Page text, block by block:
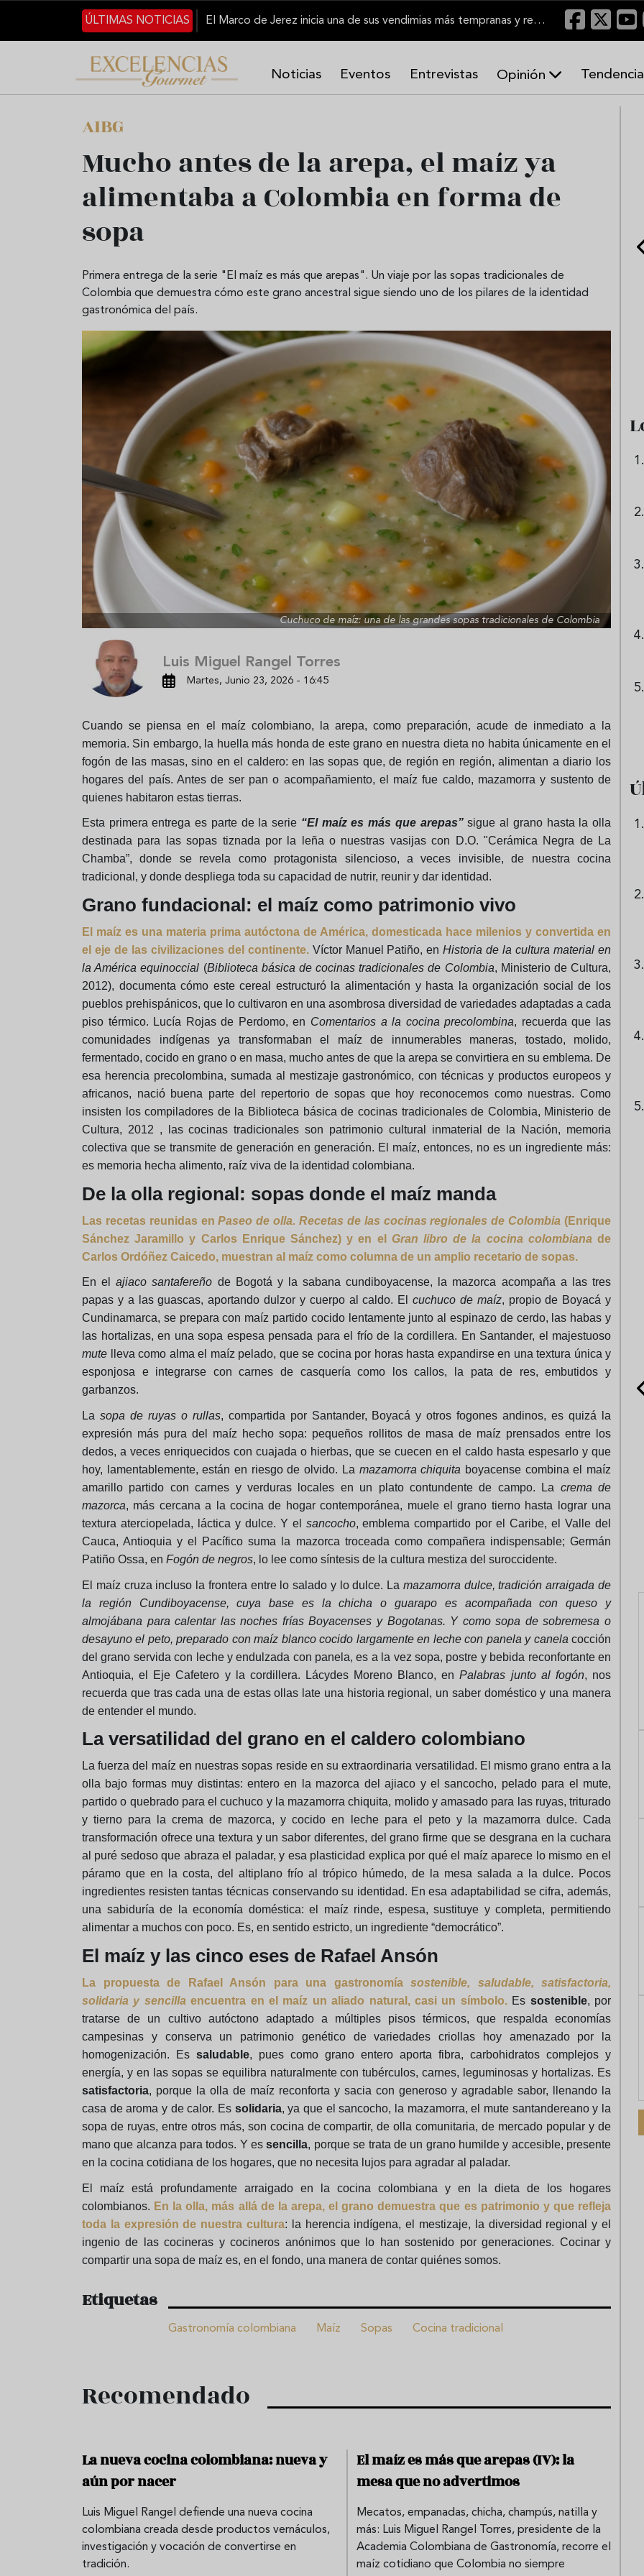
Pasar al contenido principal
ÚLTIMAS NOTICIAS
El Marco de Jerez inicia una de sus vendimias más tempranas y recupera producción
Noticias Eventos Entrevistas Opinión
n
í
s
AIBG
Mucho antes de la arepa, el maíz ya
alimentaba a Colombia en forma de
sopa
Primera entrega de la serie "El maíz es más que arepas". Un viaje por las sopas tradicionales de
Colombia que demuestra cómo este grano ancestral sigue siendo uno de los pilares de la identidad
gastronómica del país.
Cuchuco de maíz: una de las grandes sopas tradicionales de Colombia
Luis Miguel Rangel Torres
Martes, Junio 23, 2026 - 16:45
Cuando se piensa en el maíz colombiano, la arepa, como preparación, acude de inmediato a la
memoria. Sin embargo, la huella más honda de este grano en nuestra dieta no habita únicamente en el
fogón de las masas, sino en el caldero: en las sopas que, de región en región, alimentan a diario los
hogares del país. Antes de ser pan o acompañamiento, el maíz fue caldo, mazamorra y sustento de
quienes habitaron estas tierras.
Esta primera entrega es parte de la serie “El maíz es más que arepas” sigue al grano hasta la olla
destinada para las sopas tiznada por la leña o nuestras vasijas con D.O. "Cerámica Negra de La
Chamba”, donde se revela como protagonista silencioso, a veces invisible, de nuestra cocina
tradicional, y donde despliega toda su capacidad de nutrir, reunir y dar identidad.
Grano fundacional: el maíz como patrimonio vivo
El maíz es una materia prima autóctona de América, domesticada hace milenios y convertida en
el eje de las civilizaciones del continente.Víctor Manuel Patiño, enHistoria de la cultura material en
la América equinoccial (Biblioteca básica de cocinas tradicionales de Colombia, Ministerio de Cultura,
2012), documenta cómo este cereal estructuró la alimentación y hasta la organización social de los
pueblos prehispánicos, que lo cultivaron en una asombrosa diversidad de variedades adaptadas a cada
piso térmico. Lucía Rojas de Perdomo, en Comentarios a la cocina precolombina, recuerda que las
comunidades indígenas ya transformaban el maíz de innumerables maneras, tostado, molido,
fermentado, cocido en grano o en masa, mucho antes de que la arepa se convirtiera en su emblema. De
esa herencia precolombina, sumada al mestizaje gastronómico, con técnicas y productos europeos y
africanos, nació buena parte del repertorio de sopas que hoy reconocemos como nuestras. Como
insisten los compiladores de la Biblioteca básica de cocinas tradicionales de Colombia, Ministerio de
Cultura, 2012 , las cocinas tradicionales son patrimonio cultural inmaterial de la Nación, memoria
colectiva que se transmite de generación en generación. El maíz, entonces, no es un ingrediente más:
es memoria hecha alimento, raíz viva de la identidad colombiana.
De la olla regional: sopas donde el maíz manda
Las recetas reunidas enPaseo de olla. Recetas de las cocinas regionales de Colombia (Enrique
Sánchez Jaramillo y Carlos Enrique Sánchez) y en el Gran libro de la cocina colombiana de
Carlos Ordóñez Caicedo, muestran al maíz como columna de un amplio recetario de sopas.
En elajiaco santafereño de Bogotá y la sabana cundiboyacense, la mazorca acompaña a las tres
papas y a las guascas, aportando dulzor y cuerpo al caldo. El cuchuco de maíz, propio de Boyacá y
Cundinamarca, se prepara con maíz partido cocido lentamente junto al espinazo de cerdo, las habas y
las hortalizas, en una sopa espesa pensada para el frío de la cordillera. En Santander, el majestuoso
mute lleva como alma el maíz pelado, que se cocina por horas hasta expandirse en una textura única y
esponjosa e integrarse con carnes de casquería como los callos, la pata de res, embutidos y
garbanzos.
La sopa de ruyas o rullas, compartida por Santander, Boyacá y otros fogones andinos, es quizá la
expresión más pura del maíz hecho sopa: pequeños rollitos de masa de maíz prensados entre los
dedos, a veces enriquecidos con cuajada o hierbas, que se cuecen en el caldo hasta espesarlo y que
hoy, lamentablemente, están en riesgo de olvido. La mazamorra chiquita boyacense combina el maíz
amarillo partido con carnes y verduras locales en un plato contundente de campo. La crema de
mazorca, más cercana a la cocina de hogar contemporánea, muele el grano tierno hasta lograr una
textura aterciopelada, láctica y dulce. Y el sancocho, emblema compartido por el Caribe, el Valle del
Cauca, Antioquia y el Pacífico suma la mazorca troceada como compañera indispensable; Germán
Patiño Ossa, en Fogón de negros, lo lee como síntesis de la cultura mestiza del suroccidente.
El maíz cruza incluso la frontera entre lo salado y lo dulce. La mazamorra dulce, tradición arraigada de
la región Cundiboyacense, cuya base es la chicha o guarapo es acompañada con queso y
almojábana para calentar las noches frías Boyacenses y Bogotanas. Y como sopa de sobremesa o
desayuno el peto, preparado con maíz blanco cocido largamente en leche con panela y canela cocción
del grano servida con leche y endulzada con panela, es a la vez sopa, postre y bebida reconfortante en
Antioquia, el Eje Cafetero y la cordillera. Lácydes Moreno Blanco, enPalabras junto al fogón, nos
recuerda que tras cada una de estas ollas late una historia regional, un saber doméstico y una manera
de entender el mundo.
La versatilidad del grano en el caldero colombiano
La fuerza del maíz en nuestras sopas reside en su extraordinaria versatilidad. El mismo grano entra a la
olla bajo formas muy distintas: entero en la mazorca del ajiaco y el sancocho, pelado para el mute,
partido o quebrado para el cuchuco y la mazamorra chiquita, molido y amasado para las ruyas, triturado
y tierno para la crema de mazorca, y cocido en leche para el peto y la mazamorra dulce. Cada
transformación ofrece una textura y un sabor diferentes, del grano firme que se desgrana en la cuchara
al puré sedoso que abraza el paladar, y esa plasticidad explica por qué el maíz aparece lo mismo en el
páramo que en la costa, del altiplano frío al trópico húmedo, de la mesa salada a la dulce. Pocos
ingredientes resisten tantas técnicas conservando su identidad. En esa adaptabilidad se cifra, además,
una sabiduría de la economía doméstica: el maíz rinde, espesa, sustituye y completa, permitiendo
alimentar a muchos con poco. Es, en sentido estricto, un ingrediente “democrático”.
El maíz y las cinco eses de Rafael Ansón
La propuesta de Rafael Ansón para una gastronomía sostenible, saludable, satisfactoria,
solidaria y sencilla encuentra en el maíz un aliado natural, casi un símbolo. Es sostenible, por
tratarse de un cultivo autóctono adaptado a múltiples pisos térmicos, que respalda economías
campesinas y conserva un patrimonio genético de variedades criollas hoy amenazado por la
homogenización. Es saludable, pues como grano entero aporta fibra, carbohidratos complejos y
energía, y en las sopas se equilibra naturalmente con tubérculos, carnes, leguminosas y hortalizas. Es
satisfactoria, porque la olla de maíz reconforta y sacia con generoso y agradable sabor, llenando la
casa de aroma y de calor. Es solidaria, ya que el sancocho, la mazamorra, el mute santandereano y la
sopa de ruyas, entre otros más, son cocina de compartir, de olla comunitaria, de mercado popular y de
mano que alcanza para todos. Y essencilla, porque se trata de un grano humilde y accesible, presente
en la cocina cotidiana de los hogares, que no necesita lujos para agradar al paladar.
El maíz está profundamente arraigado en la cocina colombiana y en la dieta de los hogares
colombianos. En la olla, más allá de la arepa, el grano demuestra que es patrimonio y que refleja
toda la expresión de nuestra cultura: la herencia indígena, el mestizaje, la diversidad regional y el
ingenio de las cocineras y cocineros anónimos que lo han sostenido por generaciones. Cocinar y
compartir una sopa de maíz es, en el fondo, una manera de contar quiénes somos.
Etiquetas
Gastronomía colombiana Maíz Sopas Cocina tradicional
Recomendado
La nueva cocina colombiana: nueva y
aún por nacer
Luis Miguel Rangel defiende una nueva cocina
colombiana creada desde productos vernáculos,
investigación y vocación de convertirse en
tradición.
El maíz es más que arepas (IV): la
mesa que no advertimos
Mecatos, empanadas, chicha, champús, natilla y
más: Luis Miguel Rangel Torres, presidente de la
Academia Colombiana de Gastronomía, recorre el
maíz cotidiano que Colombia no siempre
Aceitunas: el aperitivo estrella
del verano
Sopa fría de sandía: el plato
que querrás repetir todo el
verano
Cinco cremas frías de verduras
que querrás repetir todo agosto